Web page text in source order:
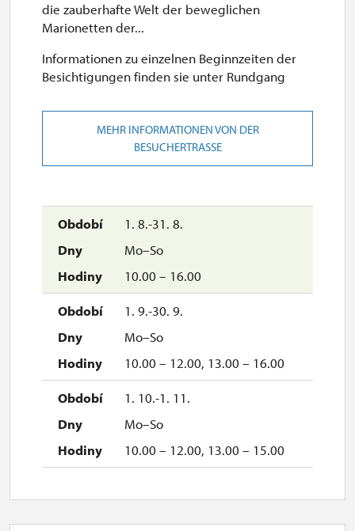
1. 8.-31. 8.
Mo–So
10.00 – 16.00
1. 9.-30. 9.
Mo–So
10.00 – 12.00, 13.00 – 16.00
1. 10.-1. 11.
Mo–So
10.00 – 12.00, 13.00 – 15.00
die zauberhafte Welt der beweglichen
Marionetten der...
Informationen zu einzelnen Beginnzeiten der
Besichtigungen finden sie unter Rundgang
MEHR INFORMATIONEN VON DER
BESUCHERTRASSE